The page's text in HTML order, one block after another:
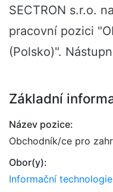
SECTRON s.r.o.
pracovní pozici
(Polsko)".
Základní
Název pozice:
Obchodník/ce pro
Obor(y):
Informační technologie